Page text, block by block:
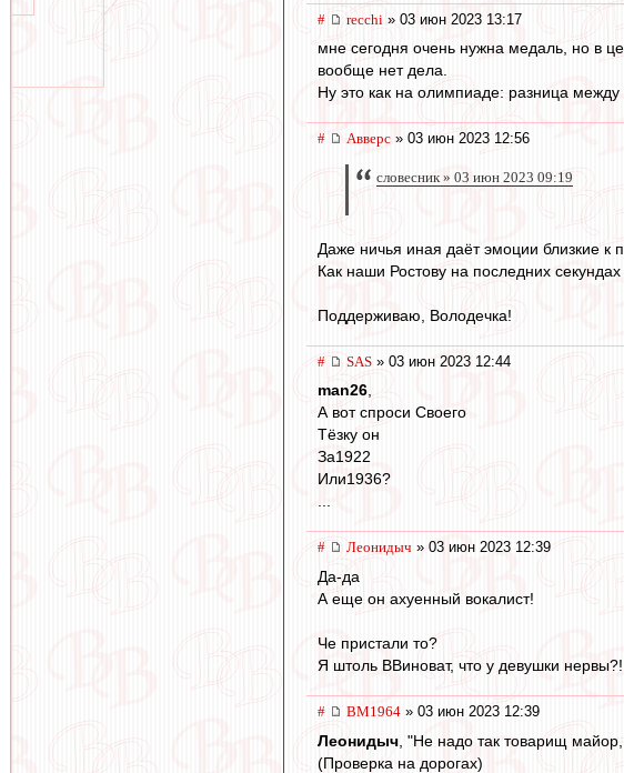
# recchi » 03 июн 2023 13:17
мне сегодня очень нужна медаль, но в
вообще нет дела.
Ну это как на олимпиаде: разница
# Авверс » 03 июн 2023 12:56
словесник » 03 июн 2023 09:19
Даже ничья иная даёт эмоции близкие к
Как наши Ростову на последних
Поддерживаю, Володечка!
# SAS » 03 июн 2023 12:44
man26,
А вот спроси Своего
Тёзку он
За1922
Или1936?
...
# Леонидыч » 03 июн 2023 12:39
Да-да
А еще он ахуенный вокалист!
Че пристали то?
Я штоль ВВиноват, что у девушки нервы?!
# BM1964 » 03 июн 2023 12:39
Леонидыч , "Не надо так товарищ
(Проверка на дорогах)